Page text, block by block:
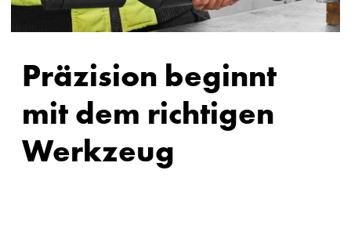
Präzision beginnt
mit dem richtigen
Werkzeug